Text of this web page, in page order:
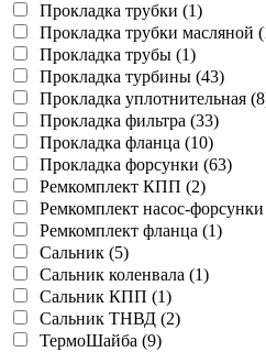
Прокладка трубки (1)
Прокладка трубки масляной
Прокладка трубы (1)
Прокладка турбины (43)
Прокладка уплотнительная
Прокладка фильтра (33)
Прокладка фланца (10)
Прокладка форсунки (63)
Ремкомплект КПП (2)
Ремкомплект насос-
Ремкомплект фланца (1)
Сальник (5)
Сальник коленвала (1)
Сальник КПП (1)
Сальник ТНВД (2)
ТермоШайба (9)